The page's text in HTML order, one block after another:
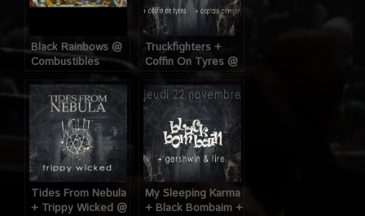
Black Rainbows @
Combustibles
(Paris), le 28 Juin
Truckfighters +
Coffin On Tyres @
(Paris), le 04
Décembre 2012
Tides From Nebula
+ Trippy Wicked @
My Sleeping Karma
+ Black Bombaim +